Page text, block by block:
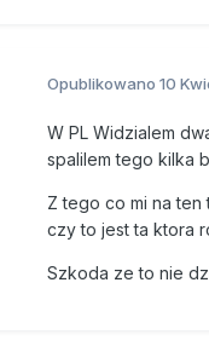
Opublikowano 10
W PL Widzialem
spalilem tego kilka
Z tego co mi na ten
czy to jest ta ktora
Szkoda ze to nie